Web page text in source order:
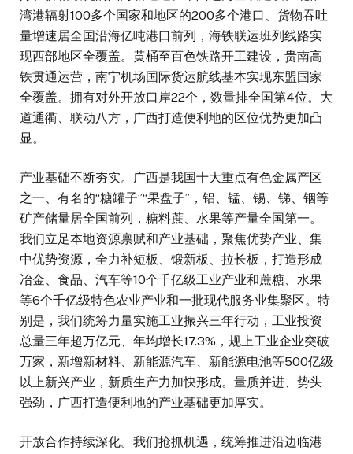
湾港辐射100多个国家和地区的200多个港口、货物吞吐
量增速居全国沿海亿吨港口前列，海铁联运班列线路实
现西部地区全覆盖。黄桶至百色铁路开工建设，贵南高
铁贯通运营，南宁机场国际货运航线基本实现东盟国家
全覆盖。拥有对外开放口岸22个，数量排全国第4位。大
道通衢、联动八方，广西打造便利地的区位优势更加凸
显。
产业基础不断夯实。广西是我国十大重点有色金属产区
之一、有名的“糖罐子”“果盘子”，铝、锰、锡、锑、铟等
矿产储量居全国前列，糖料蔗、水果等产量全国第一。
我们立足本地资源禀赋和产业基础，聚焦优势产业、集
中优势资源，全力补短板、锻新板、拉长板，打造形成
冶金、食品、汽车等10个千亿级工业产业和蔗糖、水果
等6个千亿级特色农业产业和一批现代服务业集聚区。特
别是，我们统筹力量实施工业振兴三年行动，工业投资
总量三年超万亿元、年均增长17.3%，规上工业企业突破
万家，新增新材料、新能源汽车、新能源电池等500亿级
以上新兴产业，新质生产力加快形成。量质并进、势头
强劲，广西打造便利地的产业基础更加厚实。
开放合作持续深化。我们抢抓机遇，统筹推进沿边临港